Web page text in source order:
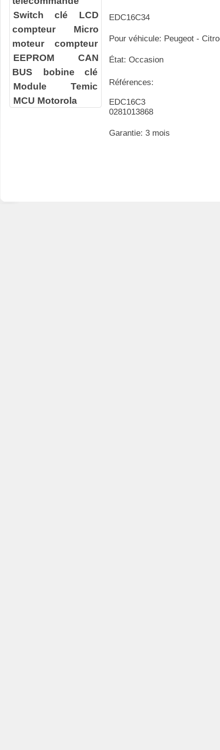
Switch clé
LCD
compteur
Micro
moteur compteur
EEPROM
CAN
BUS
bobine clé
Module Temic
MCU Motorola
EDC16C34
Pour véhicule: Peugeot -
État: Occasion
Références:
EDC16C3
0281013868
Garantie: 3 mois